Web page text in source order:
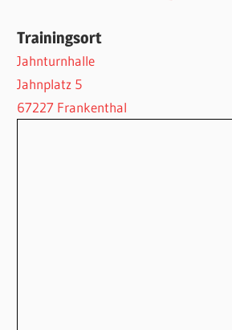
Trainingsort
Jahnturnhalle
Jahnplatz 5
67227 Frankenthal